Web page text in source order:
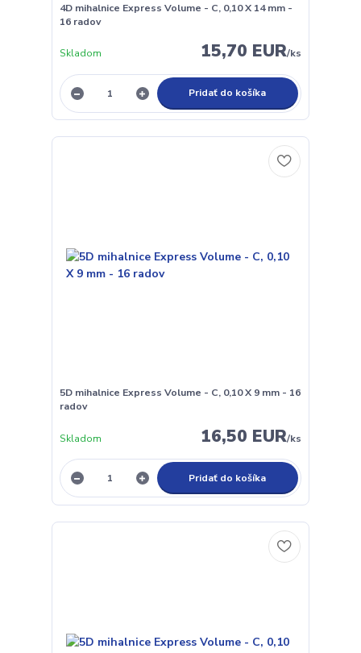
4D mihalnice Express Volume - C, 0,10 X 14 mm -
16 radov
15,70 EUR/ks
Skladom
Pridať do košíka
5D mihalnice Express Volume - C, 0,10 X 9 mm - 16
radov
16,50 EUR/ks
Skladom
Pridať do košíka